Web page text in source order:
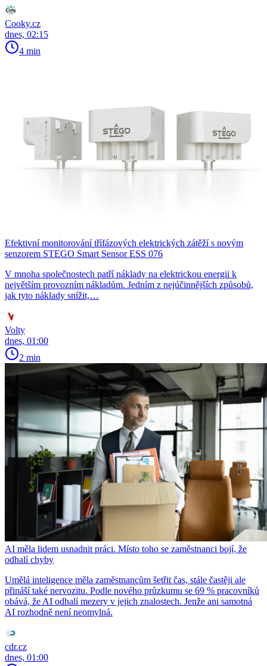
Cooky.cz
dnes, 02:15
4 min
Efektivní monitorování třífázových elektrických zátěží s novým
senzorem STEGO Smart Sensor ESS 076
V mnoha společnostech patří náklady na elektrickou energii k
největším provozním nákladům. Jedním z nejúčinnějších způsobů,
jak tyto náklady snížit,…
Volty
dnes, 01:00
2 min
AI měla lidem usnadnit práci. Místo toho se zaměstnanci bojí, že
odhalí chyby
Umělá inteligence měla zaměstnancům šetřit čas, stále častěji ale
přináší také nervozitu. Podle nového průzkumu se 69 % pracovníků
obává, že AI odhalí mezery v jejich znalostech. Jenže ani samotná
AI rozhodně není neomylná.
cdr.cz
dnes, 01:00